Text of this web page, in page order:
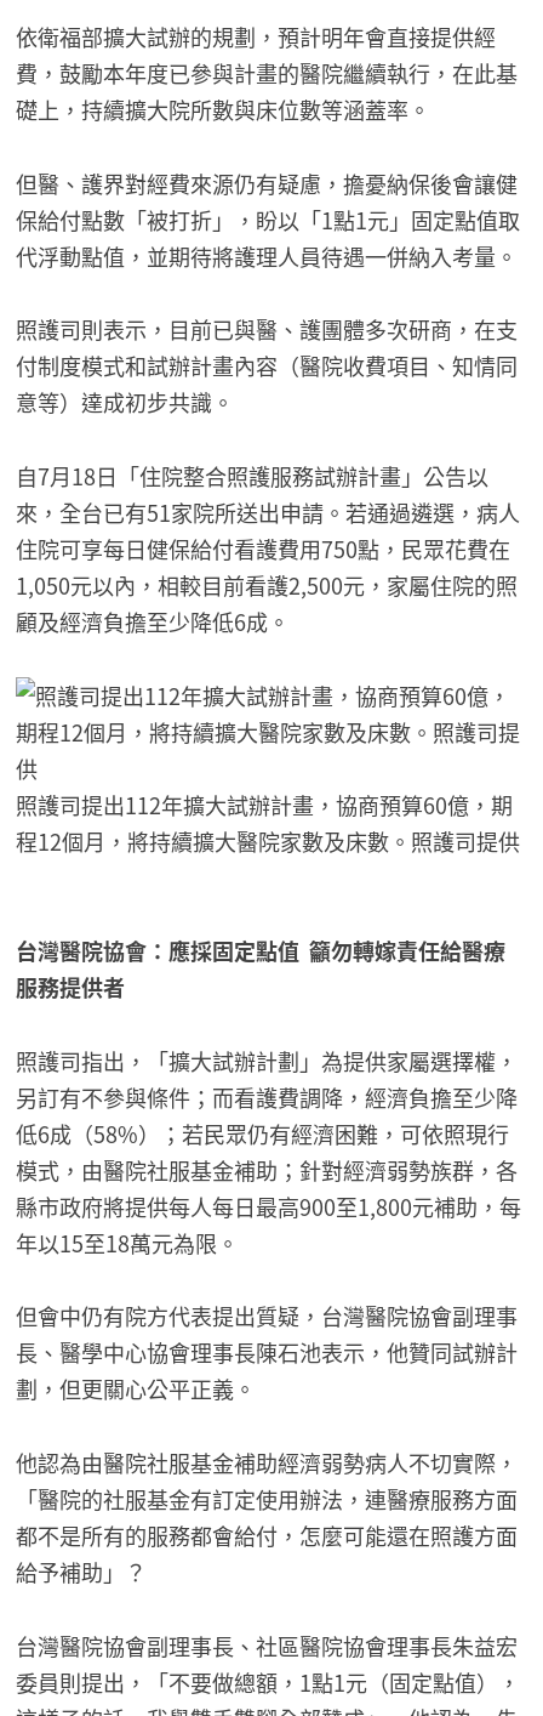
依衛福部擴大試辦的規劃，預計明年會直接提供經
費，鼓勵本年度已參與計畫的醫院繼續執行，在此基
礎上，持續擴大院所數與床位數等涵蓋率。
但醫、護界對經費來源仍有疑慮，擔憂納保後會讓健
保給付點數「被打折」，盼以「1點1元」固定點值取
代浮動點值，並期待將護理人員待遇一併納入考量。
照護司則表示，目前已與醫、護團體多次研商，在支
付制度模式和試辦計畫內容（醫院收費項目、知情同
意等）達成初步共識。
自7月18日「住院整合照護服務試辦計畫」公告以
來，全台已有51家院所送出申請。若通過遴選，病人
住院可享每日健保給付看護費用750點，民眾花費在
1,050元以內，相較目前看護2,500元，家屬住院的照
顧及經濟負擔至少降低6成。
照護司提出112年擴大試辦計畫，協商預算60億，期
程12個月，將持續擴大醫院家數及床數。照護司提供
台灣醫院協會：應採固定點值 籲勿轉嫁責任給醫療
服務提供者
照護司指出，「擴大試辦計劃」為提供家屬選擇權，
另訂有不參與條件；而看護費調降，經濟負擔至少降
低6成（58%）；若民眾仍有經濟困難，可依照現行
模式，由醫院社服基金補助；針對經濟弱勢族群，各
縣市政府將提供每人每日最高900至1,800元補助，每
年以15至18萬元為限。
但會中仍有院方代表提出質疑，台灣醫院協會副理事
長、醫學中心協會理事長陳石池表示，他贊同試辦計
劃，但更關心公平正義。
他認為由醫院社服基金補助經濟弱勢病人不切實際，
「醫院的社服基金有訂定使用辦法，連醫療服務方面
都不是所有的服務都會給付，怎麼可能還在照護方面
給予補助」？
台灣醫院協會副理事長、社區醫院協會理事長朱益宏
委員則提出，「不要做總額，1點1元（固定點值），